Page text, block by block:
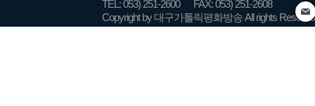
TEL: 053) 251-2600
FAX: 053) 251-2608
Copyright by 대구가톨릭평화방송 All rights